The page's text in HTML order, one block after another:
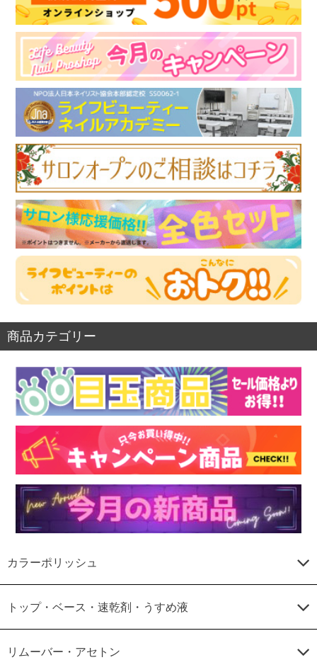
商品カテゴリー
カラーポリッシュ
トップ・ベース・速乾剤・うすめ液
リムーバー・アセトン